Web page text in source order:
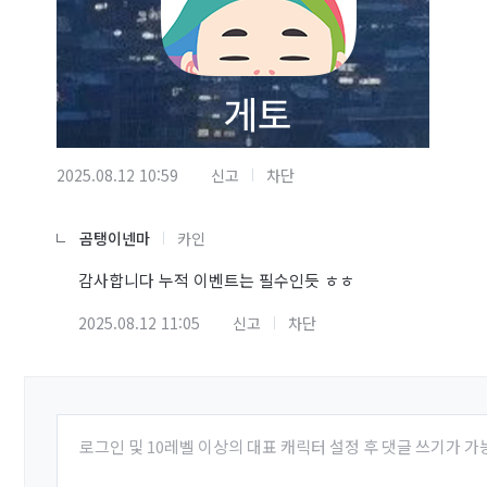
2025.08.12 10:59 신고 차단
곰탱이넨마 카인
감사합니다 누적 이벤트는 필수인듯 ㅎㅎ
2025.08.12 11:05 신고 차단
로그인 및 10레벨 이상의 대표 캐릭터 설정 후 댓글 쓰기가 가